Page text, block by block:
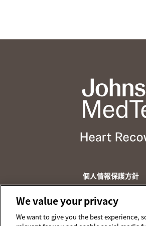
個人情報保護方針
© 2026 ABIOMED.
We value your privacy
We want to give you the best experience,